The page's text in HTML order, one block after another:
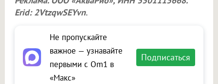
Erid: 2VtzqwSEYvn.
Не пропускайте
важное — узнавайте
первыми с Om1 в
«Макс»
Подписаться